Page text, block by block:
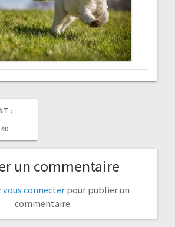
:
un commentaire
vous connecter pour publier un
commentaire.